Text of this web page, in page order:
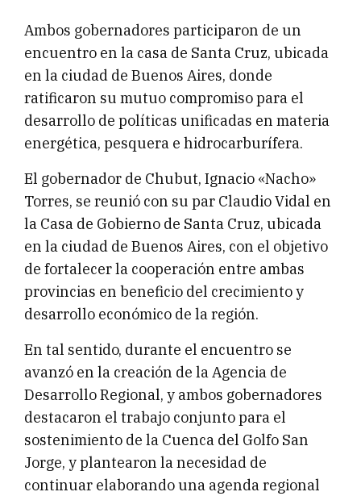
Ambos gobernadores participaron de un
encuentro en la casa de Santa Cruz, ubicada
en la ciudad de Buenos Aires, donde
ratificaron su mutuo compromiso para el
desarrollo de políticas unificadas en materia
energética, pesquera e hidrocarburífera.
El gobernador de Chubut, Ignacio «Nacho»
Torres, se reunió con su par Claudio Vidal en
la Casa de Gobierno de Santa Cruz, ubicada
en la ciudad de Buenos Aires, con el objetivo
de fortalecer la cooperación entre ambas
provincias en beneficio del crecimiento y
desarrollo económico de la región.
En tal sentido, durante el encuentro se
avanzó en la creación de la Agencia de
Desarrollo Regional, y ambos gobernadores
destacaron el trabajo conjunto para el
sostenimiento de la Cuenca del Golfo San
Jorge, y plantearon la necesidad de
continuar elaborando una agenda regional